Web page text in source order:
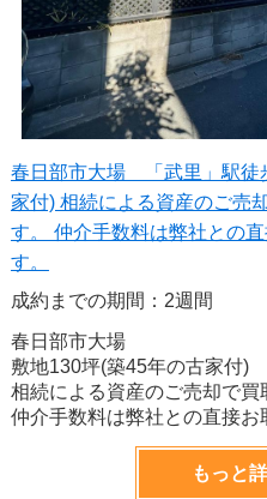
春日部市大場 「武里」駅徒
家付) 相続による資産のご売
す。 仲介手数料は弊社との
す。
成約までの期間：2週間
春日部市大場
敷地130坪(築45年の古家付)
相続による資産のご売却で買
仲介手数料は弊社との直接お
もっと